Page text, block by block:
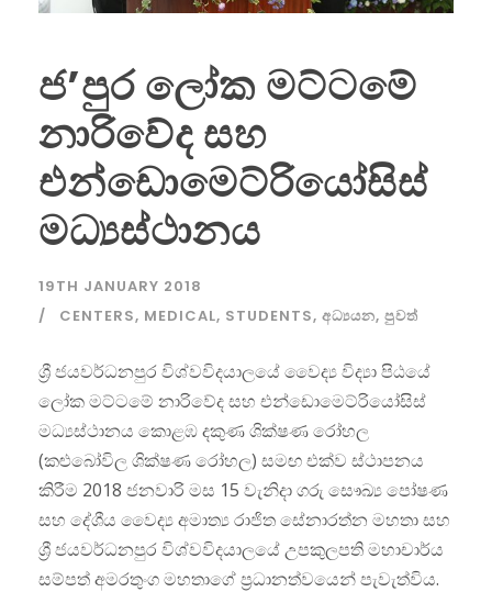
ජ’පුර ලෝක මට්ටමේ
නාරිවේද සහ
එන්ඩොමෙට්රියෝසිස්
මධ්‍යස්ථානය
19TH JANUARY 2018
CENTERS, MEDICAL, STUDENTS, අධ්‍යයන, පුවත්
ශ්‍රී ජයවර්ධනපුර විශ්වවිදයාලයේ වෛද්‍ය විද්‍යා පිඨයේ
ලෝක මට්ටමේ නාරිවේද සහ එන්ඩොමෙට්රියෝසිස්
මධ්‍යස්ථානය කොළඹ දකුණ ශික්ෂණ රෝහල
(කළුබෝවිල ශික්ෂණ රෝහල) සමඟ එක්ව ස්ථාපනය
කිරීම 2018 ජනවාරි මස 15 වැනිදා ගරු සෞඛ්‍ය පෝෂණ
සහ දේශීය වෛද්‍ය අමාත්‍ය රාජිත සේනාරත්න මහතා සහ
ශ්‍රී ජයවර්ධනපුර විශ්වවිදයාලයේ උපකුලපති මහාචාර්ය
සම්පත් අමරතුංග මහතාගේ ප්‍රධානත්වයෙන් පැවැත්විය.